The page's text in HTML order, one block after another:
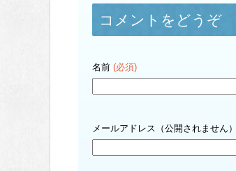
コメントをどうぞ
名前 (必須)
メールアドレス（公開されません）